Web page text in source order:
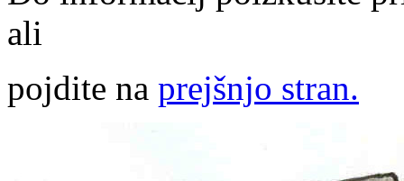
ali
pojdite na prejšnjo stran.